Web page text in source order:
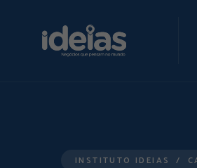
INSTITUTO IDEIAS